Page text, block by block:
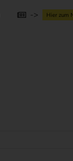
-> Hier zum